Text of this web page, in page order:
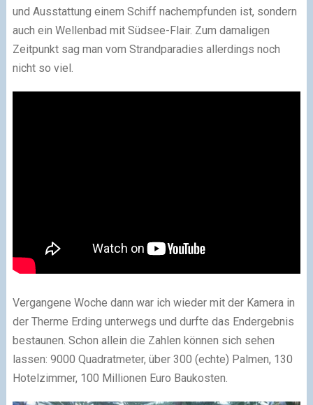
und Ausstattung einem Schiff nachempfunden ist, sondern
auch ein Wellenbad mit Südsee-Flair. Zum damaligen
Zeitpunkt sag man vom Strandparadies allerdings noch
nicht so viel.
Vergangene Woche dann war ich wieder mit der Kamera in
der Therme Erding unterwegs und durfte das Endergebnis
bestaunen. Schon allein die Zahlen können sich sehen
lassen: 9000 Quadratmeter, über 300 (echte) Palmen, 130
Hotelzimmer, 100 Millionen Euro Baukosten.